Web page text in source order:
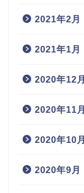
2021年2月
2021年1月
2020年12月
2020年11月
2020年10月
2020年9月